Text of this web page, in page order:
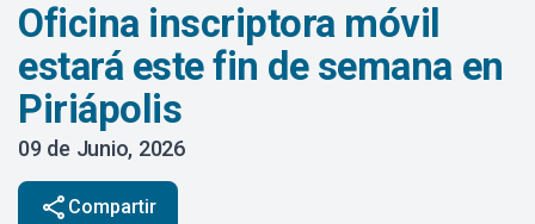
Oficina inscriptora móvil
estará este fin de semana en
Piriápolis
09 de Junio, 2026
share Compartir